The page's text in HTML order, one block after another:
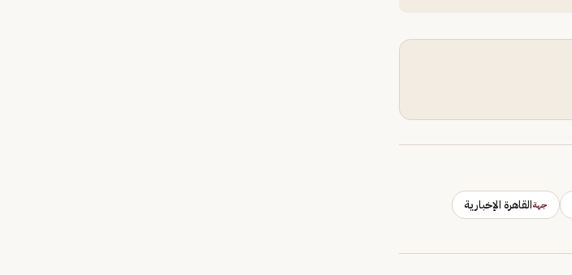
جهةالقاهرة الإخبارية